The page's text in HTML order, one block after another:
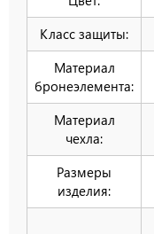
Класс защиты:
Материал
бронеэлемента:
Материал
чехла:
Размеры
изделия: